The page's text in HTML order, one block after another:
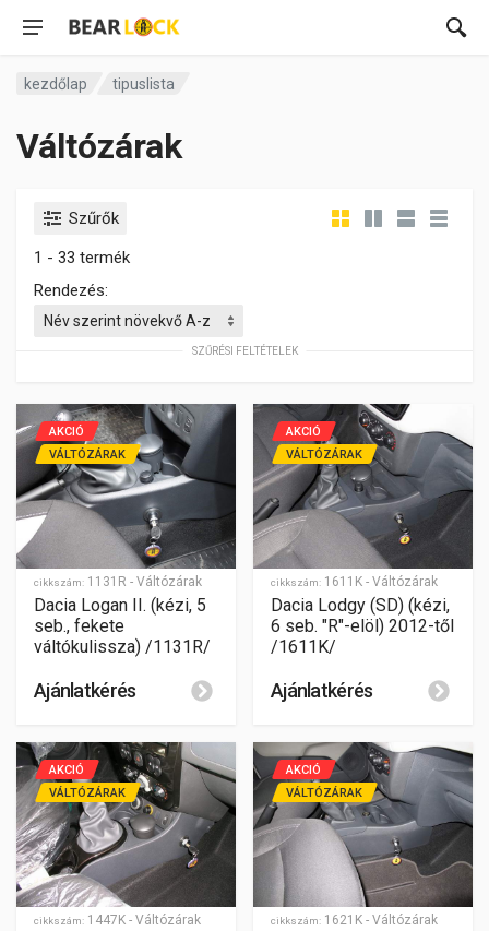
kezdőlap tipuslista
Váltózárak
Szűrők
1 - 33 termék
Rendezés:
SZŰRÉSI FELTÉTELEK
cikkszám: 1131R - Váltózárak
AKCIÓ
VÁLTÓZÁRAK
Dacia Logan II. (kézi, 5
seb., fekete
váltókulissza) /1131R/
Ajánlatkérés
cikkszám: 1611K - Váltózárak
AKCIÓ
VÁLTÓZÁRAK
Dacia Lodgy (SD) (kézi,
6 seb. "R"-elöl) 2012-től
/1611K/
Ajánlatkérés
cikkszám: 1447K - Váltózárak
AKCIÓ
VÁLTÓZÁRAK
cikkszám: 1621K - Váltózárak
AKCIÓ
VÁLTÓZÁRAK